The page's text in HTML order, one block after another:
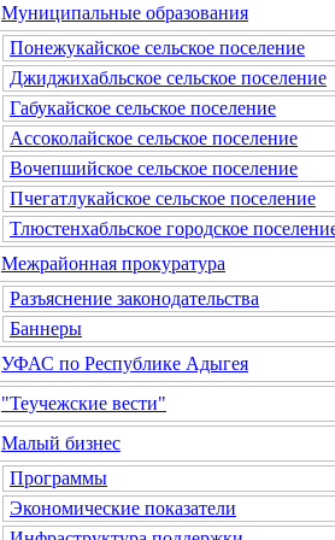
Муниципальные образования
Понежукайское сельское поселение
Джиджихабльское сельское поселение
Габукайское сельское поселение
Ассоколайское сельское поселение
Вочепшийское сельское поселение
Пчегатлукайское сельское поселение
Тлюстенхабльское городское
Межрайонная прокуратура
Разъяснение законодательства
Баннеры
УФАС по Республике Адыгея
"Теучежские вести"
Малый бизнес
Программы
Экономические показатели